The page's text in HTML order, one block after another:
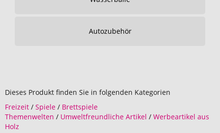
Autozubehör
Dieses Produkt finden Sie in folgenden Kategorien
Freizeit / Spiele / Brettspiele
Themenwelten / Umweltfreundliche Artikel / Werbeartikel aus
Holz